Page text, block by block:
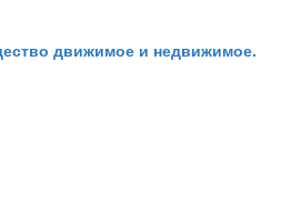
движимое и недвижимое.